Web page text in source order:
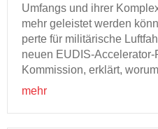
Um­fangs und ihrer
mehr ge­leis­tet wer­den
per­te für mi­li­tä­ri­sche
neuen EUDIS-​
Kommission, er­klärt,
mehr